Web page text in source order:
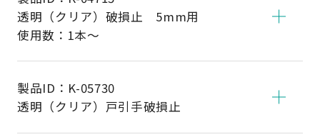
透明（クリア）破損止 5mm用
使用数：1本～
製品ID： K-05730
透明（クリア）戸引手破損止